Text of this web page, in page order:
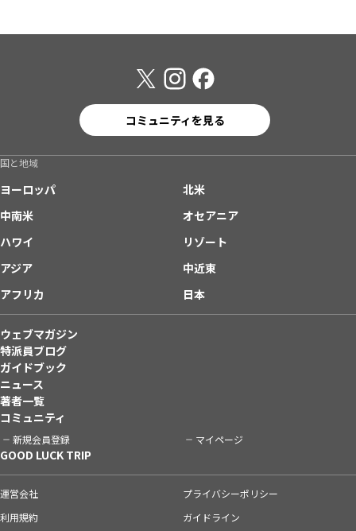
コミュニティを見る
国と地域
ヨーロッパ
北米
中南米
オセアニア
ハワイ
リゾート
アジア
中近東
アフリカ
日本
ウェブマガジン
特派員ブログ
ガイドブック
ニュース
著者一覧
コミュニティ
新規会員登録 マイページ
GOOD LUCK TRIP
運営会社
プライバシーポリシー
利用規約
ガイドライン